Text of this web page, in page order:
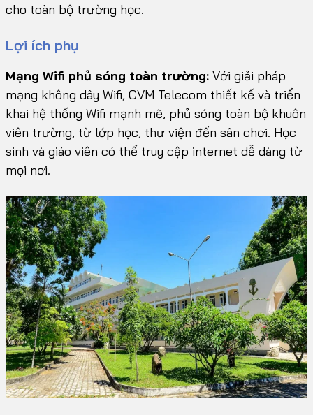
cho toàn bộ trường học.
Lợi ích phụ
Mạng Wifi phủ sóng toàn trường: Với giải pháp
mạng không dây Wifi, CVM Telecom thiết kế và triển
khai hệ thống Wifi mạnh mẽ, phủ sóng toàn bộ khuôn
viên trường, từ lớp học, thư viện đến sân chơi. Học
sinh và giáo viên có thể truy cập internet dễ dàng từ
mọi nơi.